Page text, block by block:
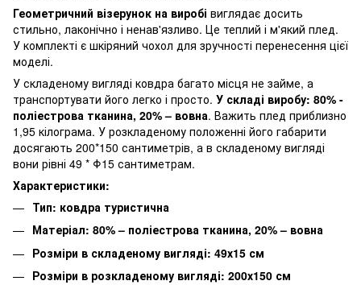
Геометричний візерунок на виробі виглядає досить
стильно, лаконічно і ненав'язливо. Це теплий і м'який плед.
У комплекті є шкіряний чохол для зручності перенесення цієї
моделі.
У складеному вигляді ковдра багато місця не займе, а
транспортувати його легко і просто. У складі виробу: 80% -
поліестрова тканина, 20% – вовна. Важить плед приблизно
1,95 кілограма. У розкладеному положенні його габарити
досягають 200*150 сантиметрів, а в складеному вигляді
вони рівні 49 * Φ15 сантиметрам.
Характеристики:
Тип: ковдра туристична
Матеріал: 80% – поліестрова тканина, 20% – вовна
Розміри в складеному вигляді: 49х15 см
Розміри в розкладеному вигляді: 200х150 см